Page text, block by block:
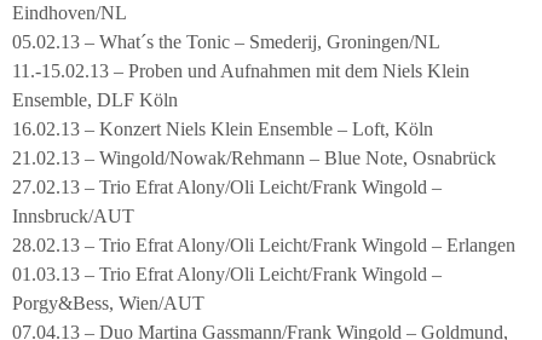
Eindhoven/NL
05.02.13 – What´s the Tonic – Smederij, Groningen/NL
11.-15.02.13 – Proben und Aufnahmen mit dem Niels Klein
Ensemble, DLF Köln
16.02.13 – Konzert Niels Klein Ensemble – Loft, Köln
21.02.13 – Wingold/Nowak/Rehmann – Blue Note, Osnabrück
27.02.13 – Trio Efrat Alony/Oli Leicht/Frank Wingold –
Innsbruck/AUT
28.02.13 – Trio Efrat Alony/Oli Leicht/Frank Wingold – Erlangen
01.03.13 – Trio Efrat Alony/Oli Leicht/Frank Wingold –
Porgy&Bess, Wien/AUT
07.04.13 – Duo Martina Gassmann/Frank Wingold – Goldmund,